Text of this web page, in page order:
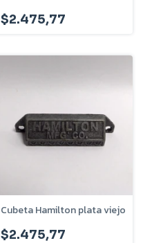
$2.475,77
Cubeta Hamilton plata viejo
$2.475,77